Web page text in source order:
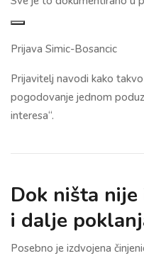
Prijava Simic-Bosancic
Prijavitelj navodi kako
pogodovanje jednom
interesa“.
Dok ništa nije
i dalje
Posebno je izdvojena